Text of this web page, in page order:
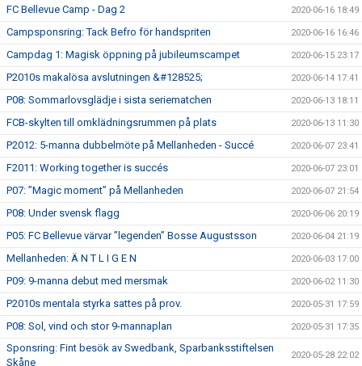
FC Bellevue Camp - Dag 2 2020-06-16 18:49
Campsponsring: Tack Befro för handspriten 2020-06-16 16:46
Campdag 1: Magisk öppning på jubileumscampet 2020-06-15 23:17
P2010s makalösa avslutningen &#128525; 2020-06-14 17:41
P08: Sommarlovsglädje i sista seriematchen 2020-06-13 18:11
FCB-skylten till omklädningsrummen på plats 2020-06-13 11:30
P2012: 5-manna dubbelmöte på Mellanheden - Succé 2020-06-07 23:41
F2011: Working together is succés 2020-06-07 23:01
P07: ”Magic moment” på Mellanheden 2020-06-07 21:54
P08: Under svensk flagg 2020-06-06 20:19
P05: FC Bellevue värvar ”legenden” Bosse Augustsson 2020-06-04 21:19
Mellanheden: Ä N T L I G E N 2020-06-03 17:00
P09: 9-manna debut med mersmak 2020-06-02 11:30
P2010s mentala styrka sattes på prov. 2020-05-31 17:59
P08: Sol, vind och stor 9-mannaplan 2020-05-31 17:35
Sponsring: Fint besök av Swedbank, Sparbanksstiftelsen
Skåne
2020-05-28 22:02